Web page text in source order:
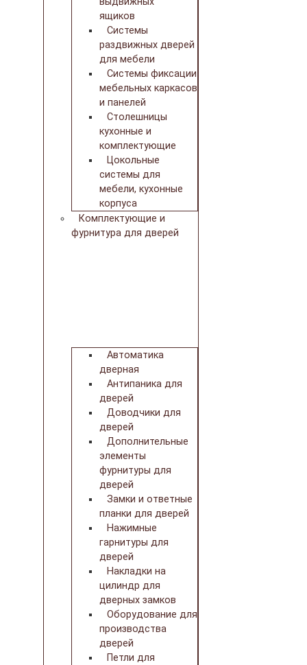
ящиков
Системы
раздвижных дверей
для мебели
Системы фиксации
мебельных каркасов
и панелей
Столешницы
кухонные и
комплектующие
Цокольные
системы для
мебели, кухонные
корпуса
Комплектующие и
фурнитура для дверей
Автоматика
дверная
Антипаника для
дверей
Доводчики для
дверей
Дополнительные
элементы
фурнитуры для
дверей
Замки и ответные
планки для дверей
Нажимные
гарнитуры для
дверей
Накладки на
цилиндр для
дверных замков
Оборудование для
производства
дверей
Петли для